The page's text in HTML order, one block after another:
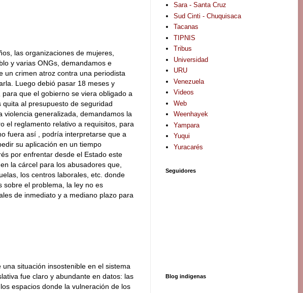
las organizaciones de mujeres,
y varias ONGs, demandamos e
un crimen atroz contra una periodista
Luego debió pasar 18 meses y
que el gobierno se viera obligado a
al presupuesto de seguridad
violencia generalizada, demandamos la
el reglamento relativo a requisitos, para
fuera así , podría interpretarse que a
su aplicación en un tiempo
por enfrentar desde el Estado este
la cárcel para los abusadores que,
los centros laborales, etc. donde
sobre el problema, la ley no es
de inmediato y a mediano plazo para
situación insostenible en el sistema
fue claro y abundante en datos: las
espacios donde la vulneración de los
Sara - Santa Cruz
Sud Cinti - Chuquisaca
Tacanas
TIPNIS
Tribus
Universidad
URU
Venezuela
Videos
Web
Weenhayek
Yampara
Yuqui
Yuracarés
Seguidores
Blog indigenas